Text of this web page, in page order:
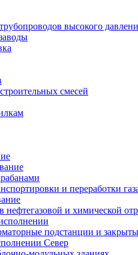
высокого
смесей
и переработки
нефтегазовой и химической
подстанции и
Север